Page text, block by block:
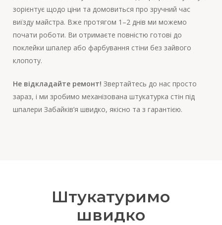
зорієнтує щодо ціни та домовиться про зручний час
виїзду майстра. Вже протягом 1–2 днів ми можемо
почати роботи. Ви отримаєте повністю готові до
поклейки шпалер або фарбування стіни без зайвого
клопоту.
Не відкладайте ремонт! Звертайтесь до нас просто
зараз, і ми зробимо механізована штукатурка стін під
шпалери Забайків’я швидко, якісно та з гарантією.
Штукатуримо
швидко